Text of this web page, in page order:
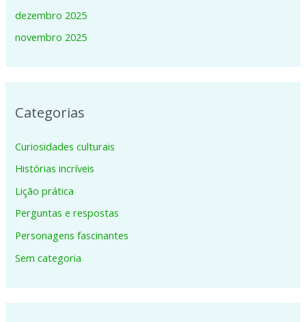
dezembro 2025
novembro 2025
Categorias
Curiosidades culturais
Histórias incríveis
Lição prática
Perguntas e respostas
Personagens fascinantes
Sem categoria